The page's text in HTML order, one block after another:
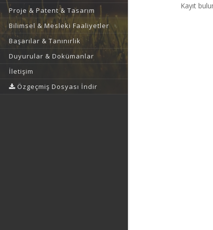
Proje & Patent & Tasarım
Bilimsel & Mesleki Faaliyetler
Başarılar & Tanınırlık
Duyurular & Dokümanlar
İletişim
Özgeçmiş Dosyası İndir
Kayıt